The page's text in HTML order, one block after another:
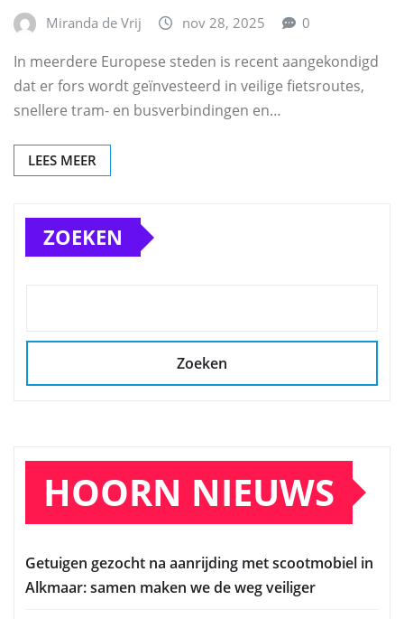
Miranda de Vrij nov 28, 2025 0
In meerdere Europese steden is recent aangekondigd
dat er fors wordt geïnvesteerd in veilige fietsroutes,
snellere tram- en busverbindingen en…
LEES MEER
ZOEKEN
Zoeken
HOORN NIEUWS
Getuigen gezocht na aanrijding met scootmobiel in
Alkmaar: samen maken we de weg veiliger